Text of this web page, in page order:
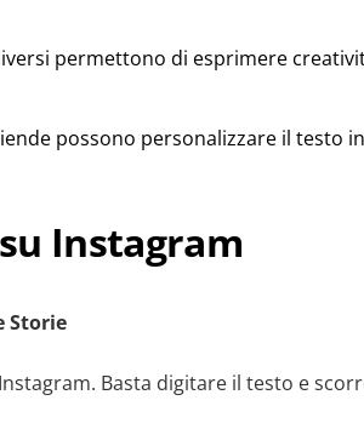
permettono di esprimere
possono personalizzare il testo
Instagram
Storie
Basta digitare il testo e